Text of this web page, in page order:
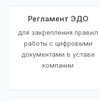
Регламент ЭДО
для закрепления правил
работы с цифровыми
документами в уставе
компании